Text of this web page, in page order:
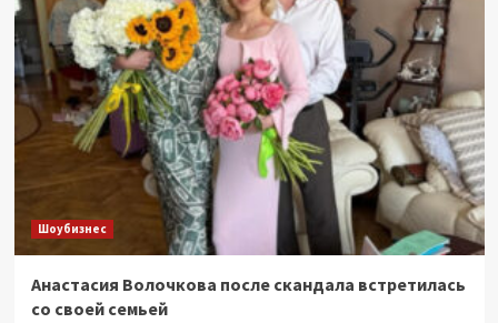
еще
на
коне
—
фильм
про
инопланетян
«День
раскрытия»
собрал
долларов
за
Шоубизнес
Анастасия Волочкова после скандала встретилась
со своей семьей